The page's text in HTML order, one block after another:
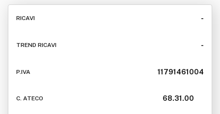
RICAVI -
TREND RICAVI -
P.IVA 11791461004
C. ATECO 68.31.00